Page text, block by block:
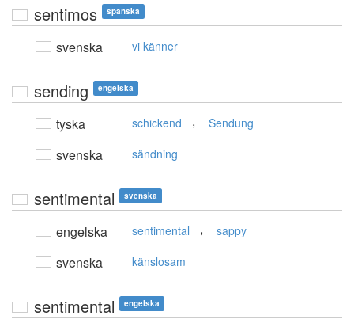
sentimos spanska
svenska vi känner
sending engelska
tyska schickend , Sendung
svenska sändning
sentimental svenska
engelska sentimental , sappy
svenska känslosam
sentimental engelska